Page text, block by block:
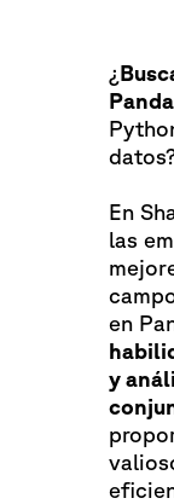
¿
En
las
en
y